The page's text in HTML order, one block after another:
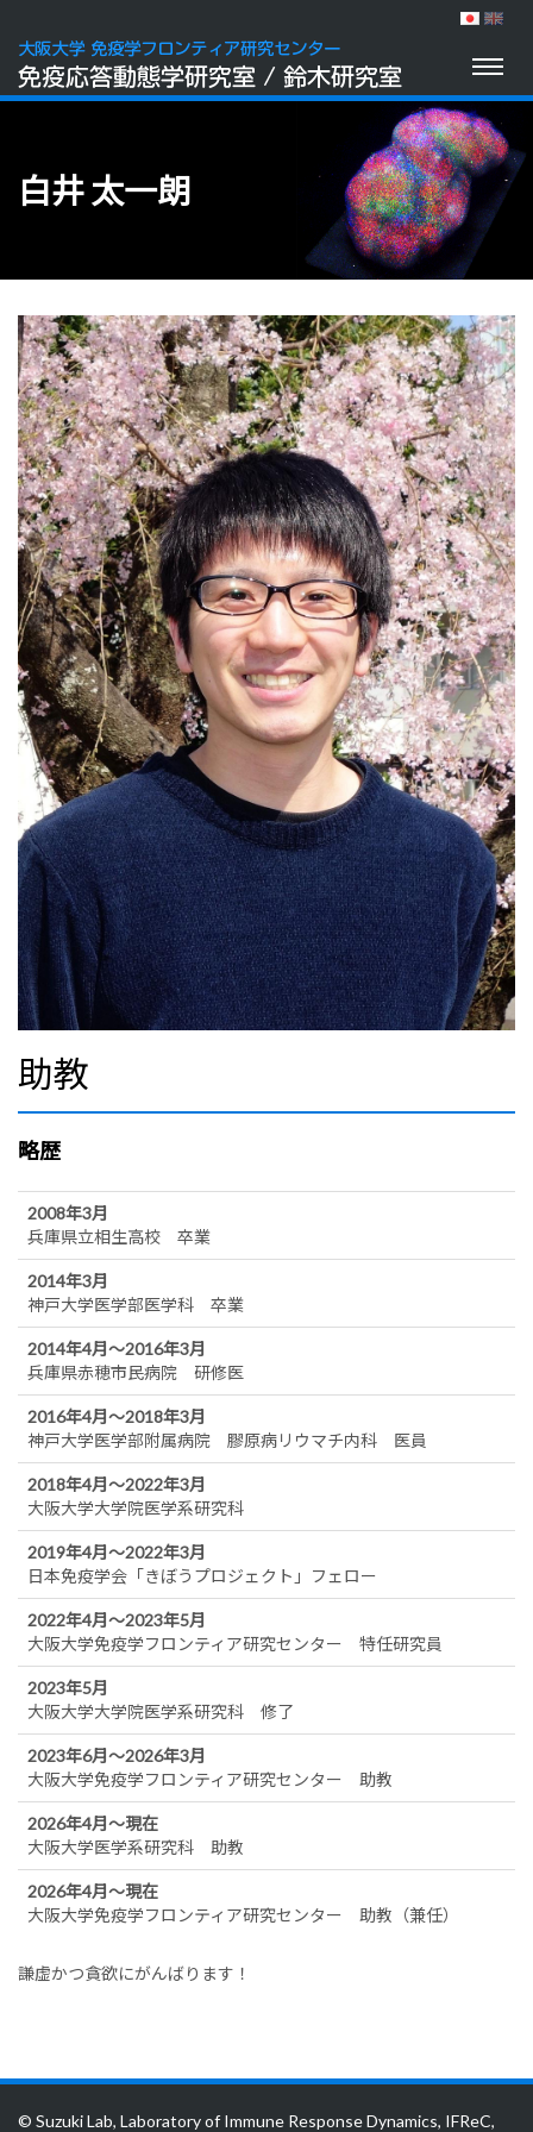
白井 太一朗
助教
略歴
2008年3月
兵庫県立相生高校 卒業
2014年3月
神戸大学医学部医学科 卒業
2014年4月～2016年3月
兵庫県赤穂市民病院 研修医
2016年4月～2018年3月
神戸大学医学部附属病院 膠原病リウマチ内科 医員
2018年4月～2022年3月
大阪大学大学院医学系研究科
2019年4月～2022年3月
日本免疫学会「きぼうプロジェクト」フェロー
2022年4月～2023年5月
大阪大学免疫学フロンティア研究センター 特任研究員
2023年5月
大阪大学大学院医学系研究科 修了
2023年6月～2026年3月
大阪大学免疫学フロンティア研究センター 助教
2026年4月～現在
大阪大学医学系研究科 助教
2026年4月～現在
大阪大学免疫学フロンティア研究センター 助教（兼任）
謙虚かつ貪欲にがんばります！
© Suzuki Lab, Laboratory of Immune Response Dynamics, IFReC,